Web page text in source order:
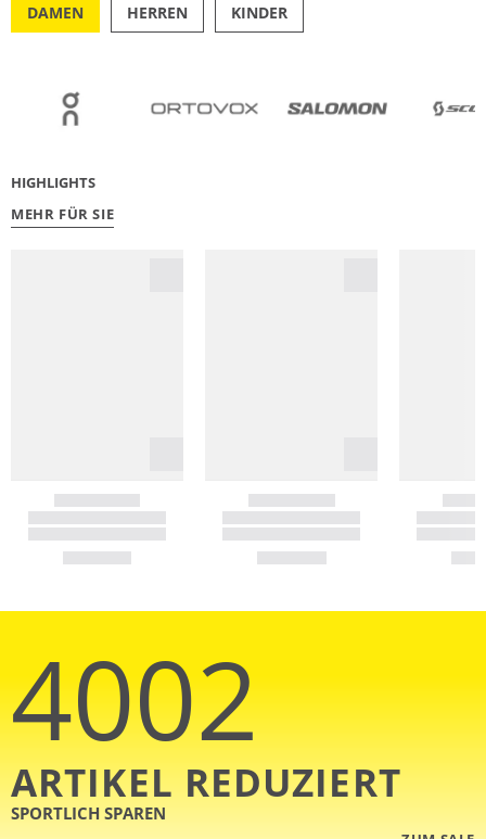
DAMEN HERREN KINDER
HIGHLIGHTS
MEHR FÜR SIE
4002
ARTIKEL REDUZIERT
SPORTLICH SPAREN